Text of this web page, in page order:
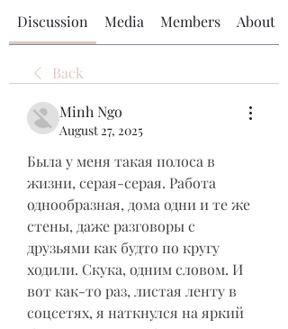
Discussion Media Members About
Back
Minh Ngo
August 27, 2025
Была у меня такая полоса в
жизни, серая-серая. Работа
однообразная, дома одни и те же
стены, даже разговоры с
друзьями как будто по кругу
ходили. Скука, одним словом. И
вот как-то раз, листая ленту в
соцсетях, я наткнулся на яркий